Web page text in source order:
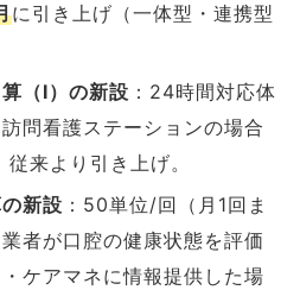
に引き上げ（一体型・連携型
（Ⅰ）の新設 ：24時間対応体
問看護ステーションの場合
来より引き上げ。
新設 ：50単位/回（月1回ま
者が口腔の健康状態を評価
ケアマネに情報提供した場